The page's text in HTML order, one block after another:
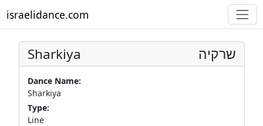
israelidance.com
Sharkiya שרקיה
Dance Name:
Sharkiya
Type:
Line